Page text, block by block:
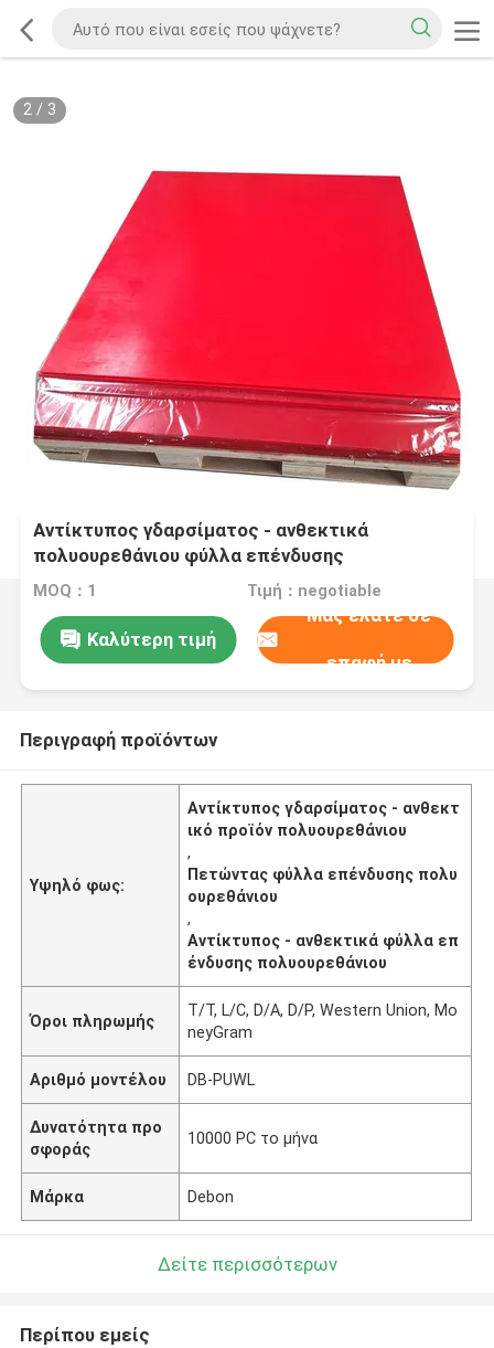
2/ 3
Αντίκτυπος γδαρσίματος - ανθεκτικά
πολυουρεθάνιου φύλλα επένδυσης
πολυουρεθάνιου προϊόντων πετώντας
MOQ：1 Τιμή：negotiable
Καλύτερη τιμή
Μας ελάτε σε
επαφή με
Περιγραφή προϊόντων
Υψηλό φως:
Αντίκτυπος γδαρσίματος - ανθεκτ
ικό προϊόν πολυουρεθάνιου
,
Πετώντας φύλλα επένδυσης πολυ
ουρεθάνιου
,
Αντίκτυπος - ανθεκτικά φύλλα επ
ένδυσης πολυουρεθάνιου
Όροι πληρωμής
T/T, L/C, D/A, D/P, Western Union, Mo
neyGram
Αριθμό μοντέλου DB-PUWL
Δυνατότητα προ
σφοράς
10000 PC το μήνα
Μάρκα Debon
Δείτε περισσότερων
Περίπου εμείς